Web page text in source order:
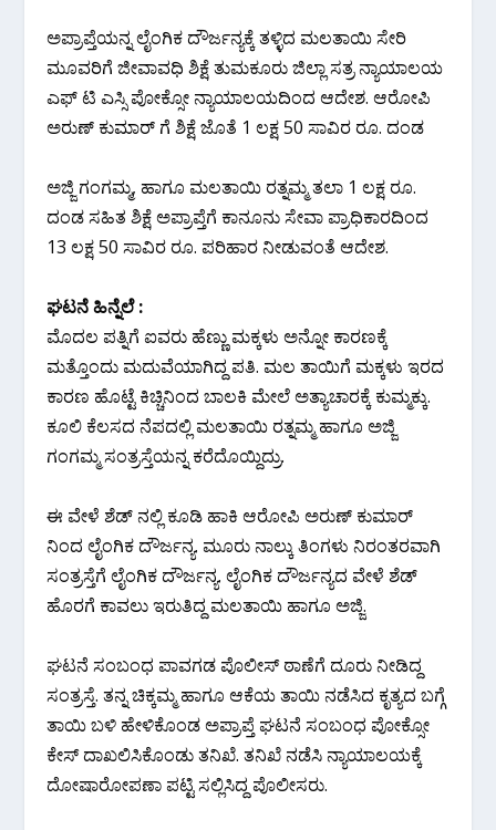
ಅಪ್ರಾಪ್ತೆಯನ್ನ ಲೈಂಗಿಕ ದೌರ್ಜನ್ಯಕ್ಕೆ ತಳ್ಳಿದ ಮಲತಾಯಿ ಸೇರಿ
ಮೂವರಿಗೆ ಜೀವಾವಧಿ ಶಿಕ್ಷೆ ತುಮಕೂರು ಜಿಲ್ಲಾ ಸತ್ರ ನ್ಯಾಯಾಲಯ
ಎಫ್ ಟಿ ಎಸ್ಸಿ ಪೋಕ್ಸೋ ನ್ಯಾಯಾಲಯದಿಂದ ಆದೇಶ. ಆರೋಪಿ
ಅರುಣ್ ಕುಮಾರ್ ಗೆ ಶಿಕ್ಷೆ ಜೊತೆ 1 ಲಕ್ಷ 50 ಸಾವಿರ ರೂ. ದಂಡ
ಅಜ್ಜಿ ಗಂಗಮ್ಮ, ಹಾಗೂ ಮಲತಾಯಿ ರತ್ನಮ್ಮ ತಲಾ 1 ಲಕ್ಷ ರೂ.
ದಂಡ ಸಹಿತ ಶಿಕ್ಷೆ ಅಪ್ರಾಪ್ತೆಗೆ ಕಾನೂನು ಸೇವಾ ಪ್ರಾಧಿಕಾರದಿಂದ
13 ಲಕ್ಷ 50 ಸಾವಿರ ರೂ. ಪರಿಹಾರ ನೀಡುವಂತೆ ಆದೇಶ.
ಘಟನೆ ಹಿನ್ನೆಲೆ :
ಮೊದಲ ಪತ್ನಿಗೆ ಐವರು ಹೆಣ್ಣು ಮಕ್ಕಳು ಅನ್ನೋ ಕಾರಣಕ್ಕೆ
ಮತ್ತೊಂದು ಮದುವೆಯಾಗಿದ್ದ ಪತಿ. ಮಲ ತಾಯಿಗೆ ಮಕ್ಕಳು ಇರದ
ಕಾರಣ ಹೊಟ್ಟೆ ಕಿಚ್ಚಿನಿಂದ ಬಾಲಕಿ ಮೇಲೆ ಅತ್ಯಾಚಾರಕ್ಕೆ ಕುಮ್ಮಕ್ಕು.
ಕೂಲಿ ಕೆಲಸದ ನೆಪದಲ್ಲಿ ಮಲತಾಯಿ ರತ್ನಮ್ಮ ಹಾಗೂ ಅಜ್ಜಿ
ಗಂಗಮ್ಮ ಸಂತ್ರಸ್ತೆಯನ್ನ ಕರೆದೊಯ್ದಿದ್ರು.
ಈ ವೇಳೆ ಶೆಡ್ ನಲ್ಲಿ ಕೂಡಿ ಹಾಕಿ ಆರೋಪಿ ಅರುಣ್ ಕುಮಾರ್
ನಿಂದ ಲೈಂಗಿಕ ದೌರ್ಜನ್ಯ. ಮೂರು ನಾಲ್ಕು ತಿಂಗಳು ನಿರಂತರವಾಗಿ
ಸಂತ್ರಸ್ತೆಗೆ ಲೈಂಗಿಕ ದೌರ್ಜನ್ಯ. ಲೈಂಗಿಕ ದೌರ್ಜನ್ಯದ ವೇಳೆ ಶೆಡ್
ಹೊರಗೆ ಕಾವಲು ಇರುತಿದ್ದ ಮಲತಾಯಿ ಹಾಗೂ ಅಜ್ಜಿ.
ಘಟನೆ ಸಂಬಂಧ ಪಾವಗಡ ಪೊಲೀಸ್ ಠಾಣೆಗೆ ದೂರು ನೀಡಿದ್ದ
ಸಂತ್ರಸ್ತೆ. ತನ್ನ ಚಿಕ್ಕಮ್ಮ ಹಾಗೂ ಆಕೆಯ ತಾಯಿ ನಡೆಸಿದ ಕೃತ್ಯದ ಬಗ್ಗೆ
ತಾಯಿ ಬಳಿ ಹೇಳಿಕೊಂಡ ಅಪ್ರಾಪ್ತೆ ಘಟನೆ ಸಂಬಂಧ ಪೋಕ್ಸೋ
ಕೇಸ್ ದಾಖಲಿಸಿಕೊಂಡು ತನಿಖೆ. ತನಿಖೆ ನಡೆಸಿ ನ್ಯಾಯಾಲಯಕ್ಕೆ
ದೋಷಾರೋಪಣಾ ಪಟ್ಟಿ ಸಲ್ಲಿಸಿದ್ದ ಪೊಲೀಸರು.